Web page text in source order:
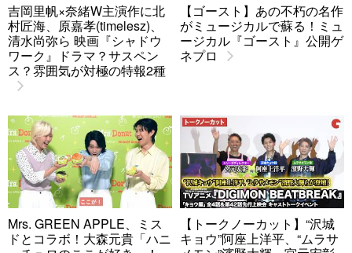
吉岡里帆×奈緒W主演作に北
村匠海、原嘉孝(timelesz)、
清水尚弥ら 映画『シャドウ
ワーク』ドラマ？サスペン
ス？雰囲気が対極の特報2種
【ゴースト】あの不朽の名作
がミュージカルで蘇る！ミュ
ージカル『ゴースト』公開ゲ
ネプロ
Mrs. GREEN APPLE、ミス
ドとコラボ！大森元貴「ハニ
【トークノーカット】“沢城
キョウ”阿座上洋平、“ムラサ